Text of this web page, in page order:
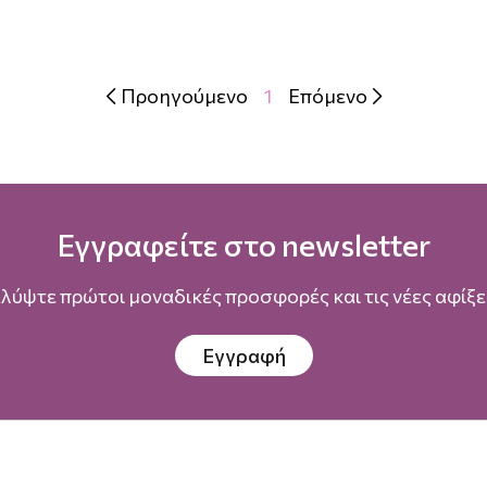
 Προηγούμενο 1 Επόμενο 
Εγγραφείτε στο newsletter
πρώτοι μοναδικές προσφορές και τις νέες
Εγγραφή